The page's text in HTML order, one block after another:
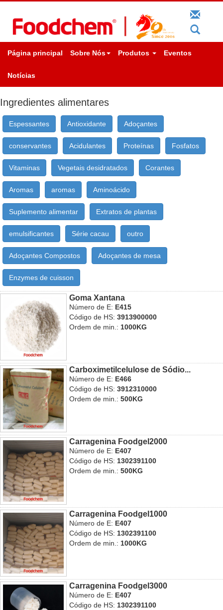
Página principal Sobre Nós Produtos Eventos
Notícias
Ingredientes alimentares
Espessantes Antioxidante Adoçantes
conservantes Acidulantes Proteínas Fosfatos
Vitaminas Vegetais desidratados Corantes
Aromas aromas Aminoácido
Suplemento alimentar Extratos de plantas
emulsificantes Série cacau outro
Adoçantes Compostos Adoçantes de mesa
Enzymes de cuisson
Goma Xantana
Número de E: E415
Código de HS:3913900000
Ordem de min.: 1000KG
Carboximetilcelulose de Sódio...
Número de E: E466
Código de HS:3912310000
Ordem de min.:500KG
Carragenina Foodgel2000
Número de E: E407
Código de HS:1302391100
Ordem de min.:500KG
Carragenina Foodgel1000
Número de E: E407
Código de HS: 1302391100
Ordem de min.: 1000KG
Carragenina Foodgel3000
Número de E: E407
Código de HS:1302391100